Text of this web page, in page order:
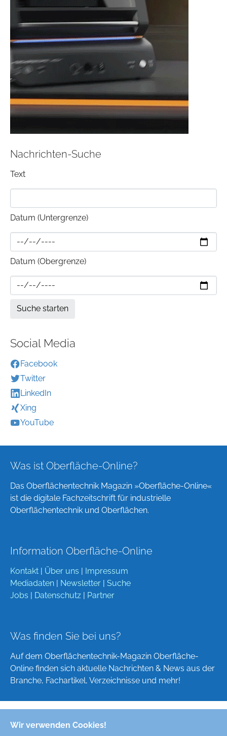
Wir verwenden Cookies!
Nachrichten-Suche
Text
Datum (Untergrenze)
Datum (Obergrenze)
Social Media
Facebook
Twitter
LinkedIn
Xing
YouTube
Was ist Oberfläche-Online?
Das Oberflächentechnik Magazin »Oberfläche-Online«
ist die digitale Fachzeitschrift für industrielle
Oberflächentechnik und Oberflächen.
Information Oberfläche-Online
Kontakt Über uns
Impressum
Mediadaten
Newsletter
Suche
Jobs
Datenschutz Partner
Was finden Sie bei uns?
Auf dem Oberflächentechnik-Magazin Oberfläche-
Online finden sich aktuelle Nachrichten & News aus der
Branche, Fachartikel, Verzeichnisse und mehr!
Deutsch